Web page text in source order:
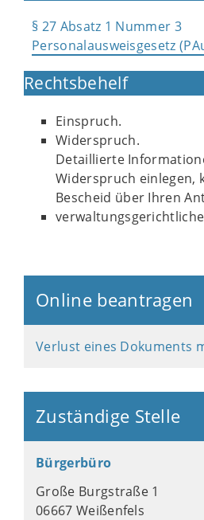
§ 27 Absatz 1 Nummer 3
Personalausweisgesetz
Rechtsbehelf
Einspruch.
Widerspruch.
Detaillierte
Widerspruch einlegen,
Bescheid über Ihren
Online beantragen
Verlust eines Dokuments
Zuständige Stelle
Bürgerbüro
Große Burgstraße 1
06667 Weißenfels